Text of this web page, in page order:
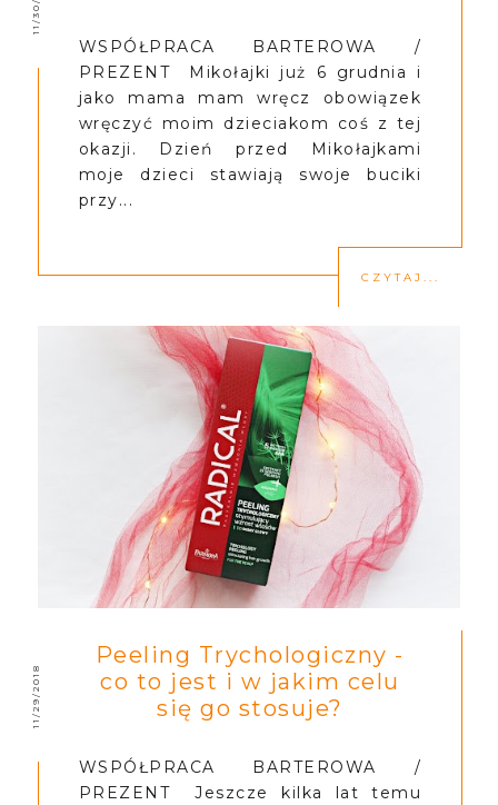
WSPÓŁPRACA BARTEROWA /
PREZENT Mikołajki już 6 grudnia i
jako mama mam wręcz obowiązek
wręczyć moim dzieciakom coś z tej
okazji. Dzień przed Mikołajkami
moje dzieci stawiają swoje buciki
przy...
CZYTAJ...
11/29/2018
Peeling Trychologiczny -
co to jest i w jakim celu
się go stosuje?
WSPÓŁPRACA BARTEROWA /
PREZENT Jeszcze kilka lat temu